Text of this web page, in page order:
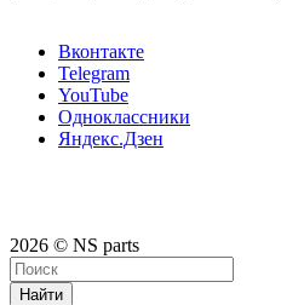
Вконтакте
Telegram
YouTube
Одноклассники
Яндекс.Дзен
2026 © NS parts
Найти